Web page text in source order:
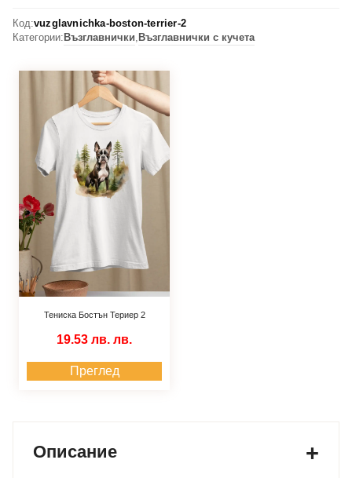
Код:vuzglavnichka-boston-terrier-2
Категории: Възглавнички, Възглавнички с кучета
Тениска Бостън Териер 2
19.53 лв. лв.
Преглед
Описание